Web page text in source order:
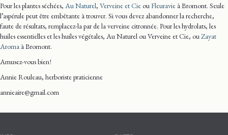
Pour les plantes séchées, Au Naturel, Verveine et CieouFleuravie à Bromont. Seule
l’aspérule peut être embêtante à trouver. Si vous devez abandonner la recherche,
faute de résultats, remplacez-la par de la verveine citronnée. Pour les hydrolats, les
huiles essentielles et les huiles végétales, Au Naturel ou Verveine et Cie, ouZayat
Aroma à Bromont.
Amusez-vous bien !
Annie Rouleau, herboriste praticienne
annieaire@gmail.com